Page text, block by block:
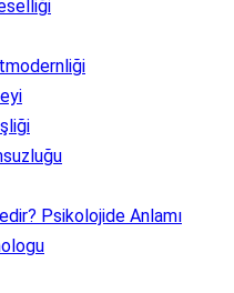
Psikolojide Anlamı